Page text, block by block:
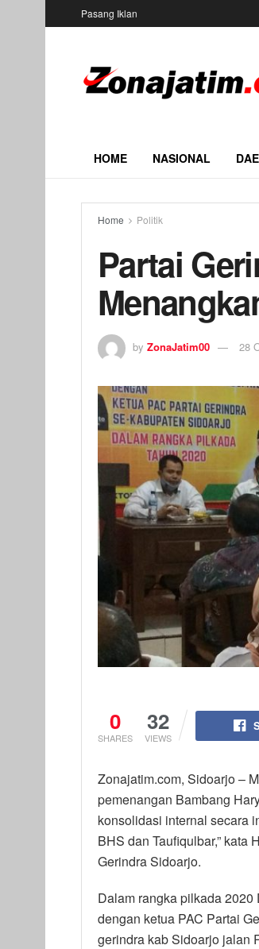
Pasang Iklan
HOME NASIONAL
Home Politik
Partai
by ZonaJatim00 28
0
SHARES
32
VIEWS
Zonajatim.com, Sidoarjo –
pemenangan Bambang
konsolidasi internal secara
BHS dan Taufiqulbar,”
Gerindra Sidoarjo.
Dalam rangka pilkada
dengan ketua PAC Partai
gerindra kab Sidoarjo jalan